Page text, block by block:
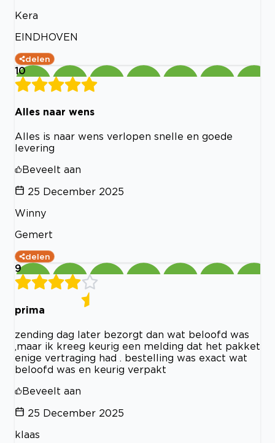
Kera
EINDHOVEN
delen
10
Alles naar wens
Alles is naar wens verlopen snelle en goede
levering
Beveelt aan
25 December 2025
Winny
Gemert
delen
9
prima
zending dag later bezorgt dan wat beloofd was
,maar ik kreeg keurig een melding dat het pakket
enige vertraging had . bestelling was exact wat
beloofd was en keurig verpakt
Beveelt aan
25 December 2025
klaas